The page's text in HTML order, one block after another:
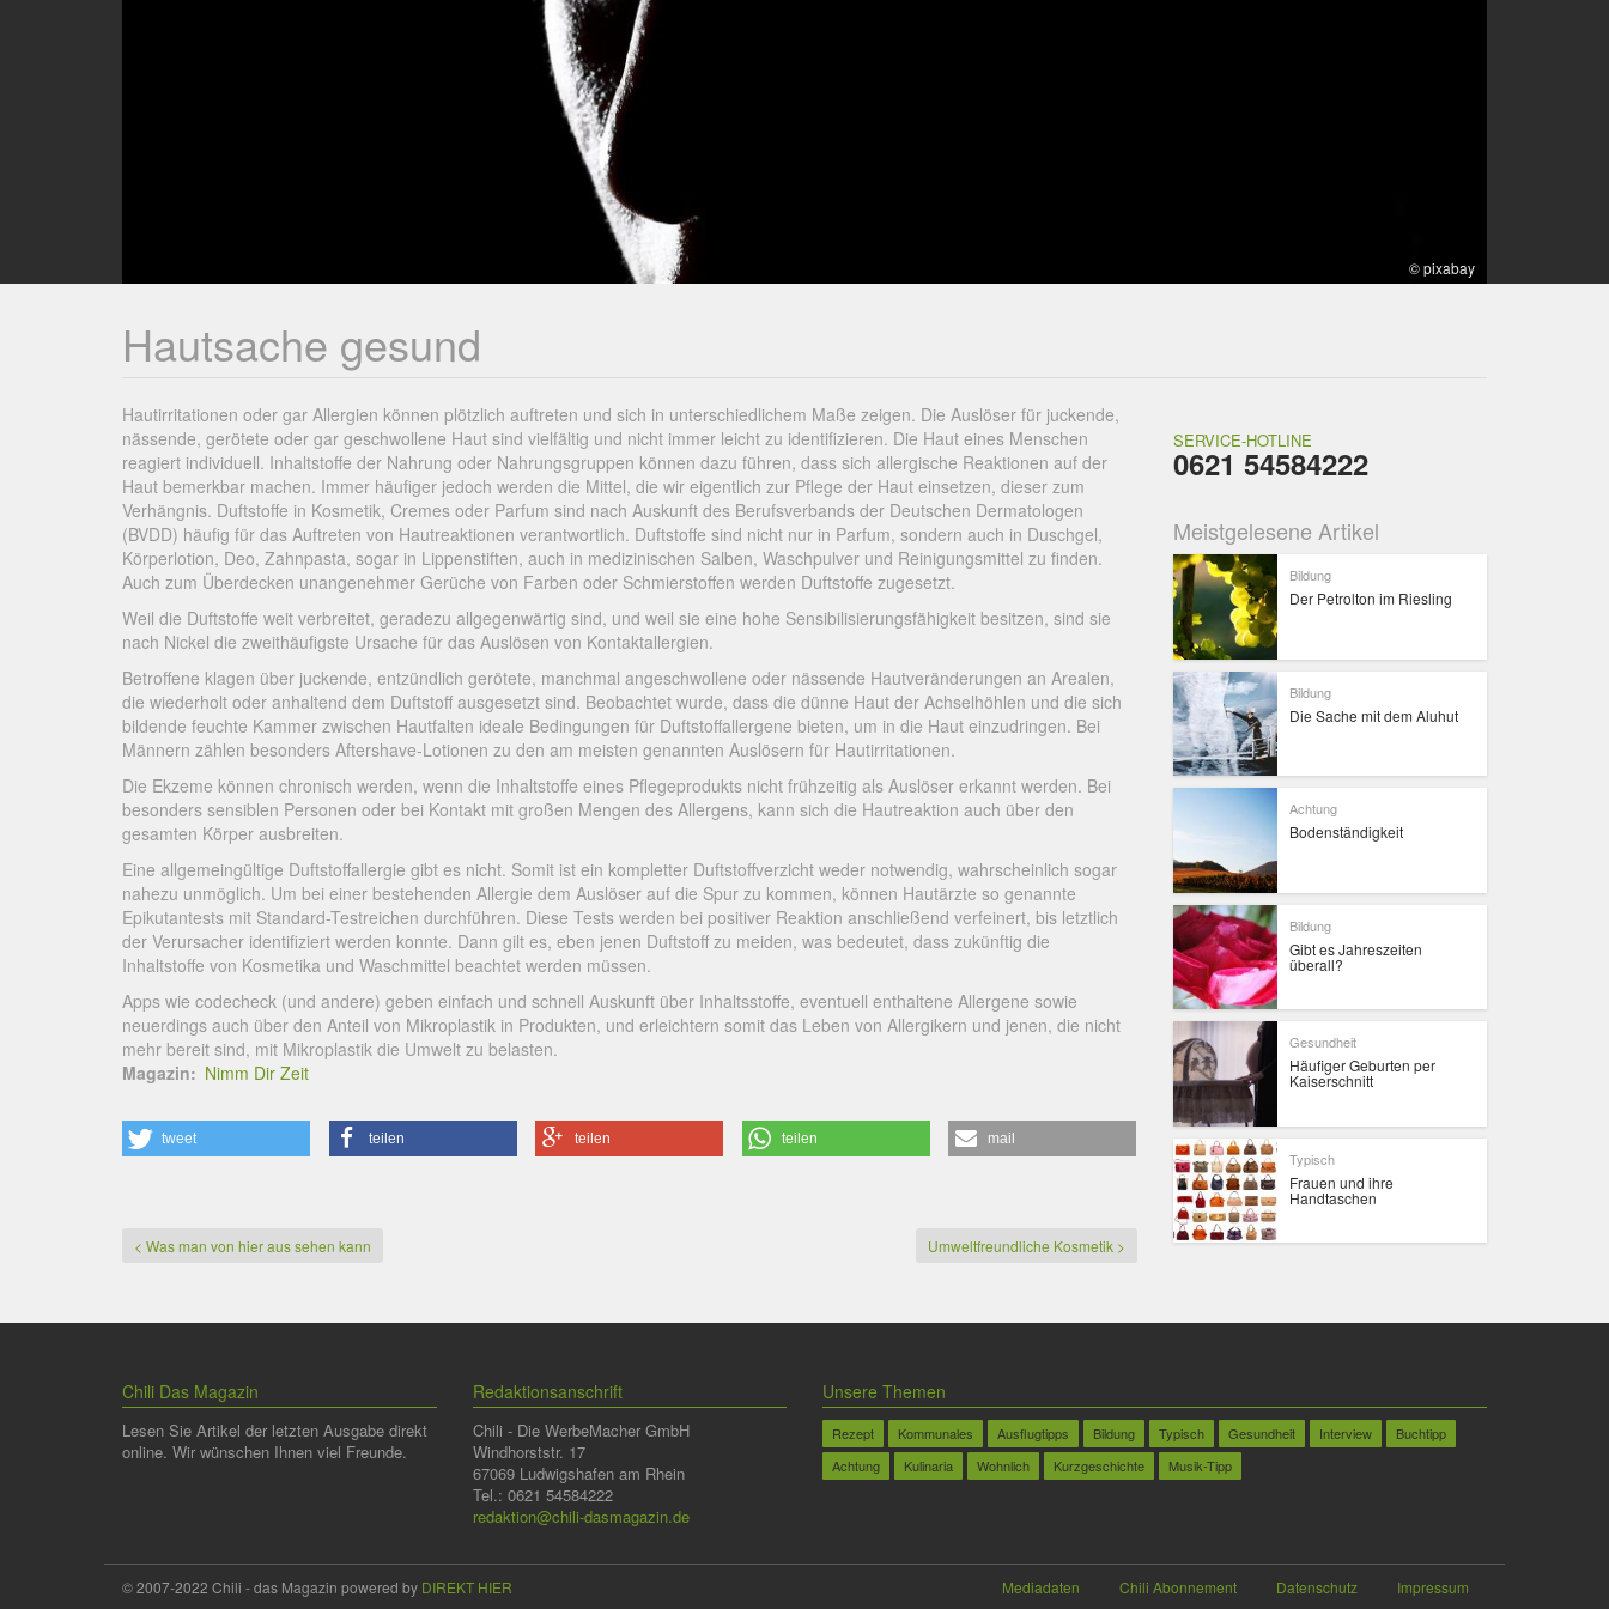
© pixabay
Hautsache gesund
Hautirritationen oder gar Allergien können plötzlich auftreten und sich in unterschiedlichem Maße zeigen. Die Auslöser für juckende,
nässende, gerötete oder gar geschwollene Haut sind vielfältig und nicht immer leicht zu identifizieren. Die Haut eines Menschen
reagiert individuell. Inhaltstoffe der Nahrung oder Nahrungsgruppen können dazu führen, dass sich allergische Reaktionen auf der
Haut bemerkbar machen. Immer häufiger jedoch werden die Mittel, die wir eigentlich zur Pflege der Haut einsetzen, dieser zum
Verhängnis. Duftstoffe in Kosmetik, Cremes oder Parfum sind nach Auskunft des Berufsverbands der Deutschen Dermatologen
(BVDD) häufig für das Auftreten von Hautreaktionen verantwortlich. Duftstoffe sind nicht nur in Parfum, sondern auch in Duschgel,
Körperlotion, Deo, Zahnpasta, sogar in Lippenstiften, auch in medizinischen Salben, Waschpulver und Reinigungsmittel zu finden.
Auch zum Überdecken unangenehmer Gerüche von Farben oder Schmierstoffen werden Duftstoffe zugesetzt.
Weil die Duftstoffe weit verbreitet, geradezu allgegenwärtig sind, und weil sie eine hohe Sensibilisierungsfähigkeit besitzen, sind sie
nach Nickel die zweithäufigste Ursache für das Auslösen von Kontaktallergien.
Betroffene klagen über juckende, entzündlich gerötete, manchmal angeschwollene oder nässende Hautveränderungen an Arealen,
die wiederholt oder anhaltend dem Duftstoff ausgesetzt sind. Beobachtet wurde, dass die dünne Haut der Achselhöhlen und die sich
bildende feuchte Kammer zwischen Hautfalten ideale Bedingungen für Duftstoffallergene bieten, um in die Haut einzudringen. Bei
Männern zählen besonders Aftershave-Lotionen zu den am meisten genannten Auslösern für Hautirritationen.
Die Ekzeme können chronisch werden, wenn die Inhaltstoffe eines Pflegeprodukts nicht frühzeitig als Auslöser erkannt werden. Bei
besonders sensiblen Personen oder bei Kontakt mit großen Mengen des Allergens, kann sich die Hautreaktion auch über den
gesamten Körper ausbreiten.
Eine allgemeingültige Duftstoffallergie gibt es nicht. Somit ist ein kompletter Duftstoffverzicht weder notwendig, wahrscheinlich sogar
nahezu unmöglich. Um bei einer bestehenden Allergie dem Auslöser auf die Spur zu kommen, können Hautärzte so genannte
Epikutantests mit Standard-Testreichen durchführen. Diese Tests werden bei positiver Reaktion anschließend verfeinert, bis letztlich
der Verursacher identifiziert werden konnte. Dann gilt es, eben jenen Duftstoff zu meiden, was bedeutet, dass zukünftig die
Inhaltstoffe von Kosmetika und Waschmittel beachtet werden müssen.
Apps wie codecheck (und andere) geben einfach und schnell Auskunft über Inhaltsstoffe, eventuell enthaltene Allergene sowie
neuerdings auch über den Anteil von Mikroplastik in Produkten, und erleichtern somit das Leben von Allergikern und jenen, die nicht
mehr bereit sind, mit Mikroplastik die Umwelt zu belasten.
Magazin
Nimm Dir Zeit
tweet teilen teilen teilen mail
< Was man von hier aus sehen kann Umweltfreundliche Kosmetik >
SERVICE-HOTLINE
0621 54584222
Meistgelesene Artikel
Bildung
Der Petrolton im Riesling
Bildung
Die Sache mit dem Aluhut
Achtung
Bodenständigkeit
Bildung
Gibt es Jahreszeiten
überall?
Gesundheit
Häufiger Geburten per
Kaiserschnitt
Typisch
Frauen und ihre
Handtaschen
Chili Das Magazin
Lesen Sie Artikel der letzten Ausgabe direkt
online. Wir wünschen Ihnen viel Freunde.
Redaktionsanschrift
Chili - Die WerbeMacher GmbH
Windhorststr. 17
67069 Ludwigshafen am Rhein
Tel.: 0621 54584222
redaktion@chili-dasmagazin.de
Unsere Themen
Rezept Kommunales Ausflugtipps Bildung Typisch Gesundheit Interview
Buchtipp
Achtung
Kulinaria Wohnlich Kurzgeschichte Musik-Tipp
Mediadaten Chili Abonnement Datenschutz Impressum
© 2007-2022 Chili - das Magazin powered by DIREKT HIER